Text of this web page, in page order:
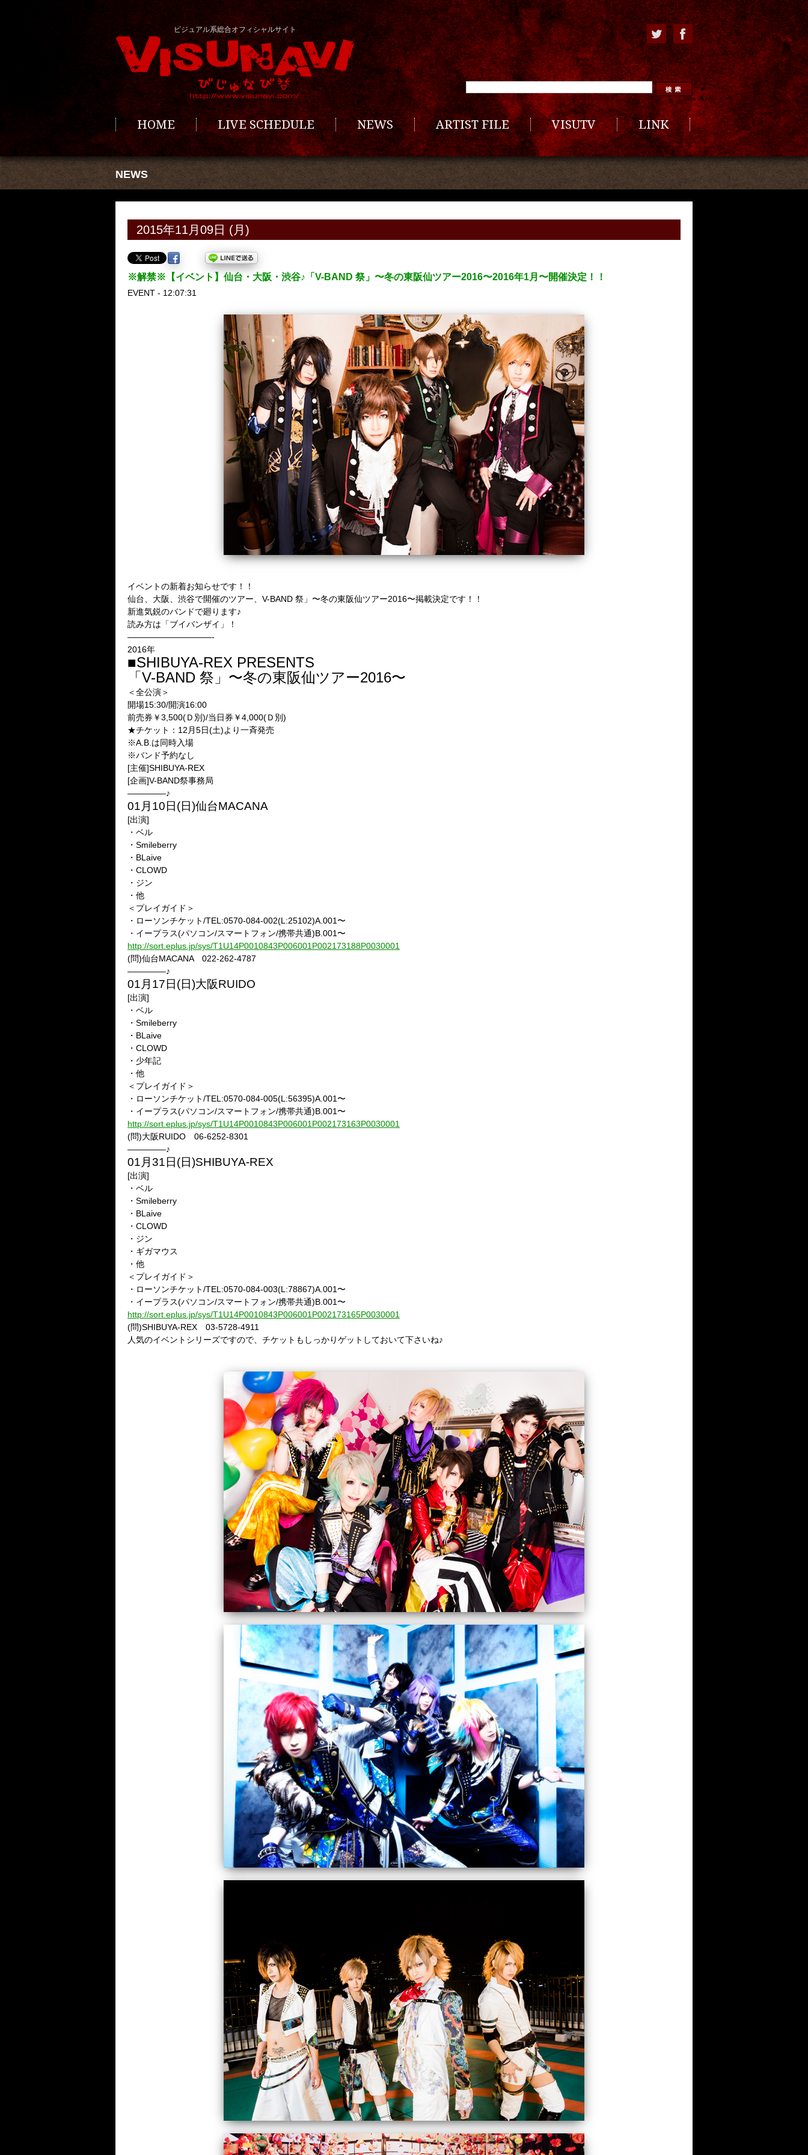
ビジュアル系総合オフィシャルサイト
HOME LIVE SCHEDULE NEWS ARTIST FILE VISUTV LINK
NEWS
2015年11月09日 (月)
※解禁※【イベント】仙台・大阪・渋谷♪「V-BAND 祭」〜冬の東阪仙ツアー2016〜2016年1月〜開催決定！！
EVENT - 12:07:31
イベントの新着お知らせです！！
仙台、大阪、渋谷で開催のツアー、V-BAND 祭」〜冬の東阪仙ツアー2016〜掲載決定です！！
新進気鋭のバンドで廻ります♪
読み方は「ブイバンザイ」！
——————————-
2016年
■SHIBUYA-REX PRESENTS
「V-BAND 祭」〜冬の東阪仙ツアー2016〜
＜全公演＞
開場15:30/開演16:00
前売券￥3,500(Ｄ別)/当日券￥4,000(Ｄ別)
★チケット：12月5日(土)より一斉発売
※A.B.は同時入場
※バンド予約なし
[主催]SHIBUYA-REX
[企画]V-BAND祭事務局
————–♪
01月10日(日)仙台MACANA
[出演]
・ベル
・Smileberry
・BLaive
・CLOWD
・ジン
・他
＜プレイガイド＞
・ローソンチケット/TEL:0570-084-002(L:25102)A.001〜
・イープラス(パソコン/スマートフォン/携帯共通)B.001〜
http://sort.eplus.jp/sys/T1U14P0010843P006001P002173188P0030001
(問)仙台MACANA 022-262-4787
————–♪
01月17日(日)大阪RUIDO
[出演]
・ベル
・Smileberry
・BLaive
・CLOWD
・少年記
・他
＜プレイガイド＞
・ローソンチケット/TEL:0570-084-005(L:56395)A.001〜
・イープラス(パソコン/スマートフォン/携帯共通)B.001〜
http://sort.eplus.jp/sys/T1U14P0010843P006001P002173163P0030001
(問)大阪RUIDO 06-6252-8301
————–♪
01月31日(日)SHIBUYA-REX
[出演]
・ベル
・Smileberry
・BLaive
・CLOWD
・ジン
・ギガマウス
・他
＜プレイガイド＞
・ローソンチケット/TEL:0570-084-003(L:78867)A.001〜
・イープラス(パソコン/スマートフォン/携帯共通)B.001〜
http://sort.eplus.jp/sys/T1U14P0010843P006001P002173165P0030001
(問)SHIBUYA-REX 03-5728-4911
人気のイベントシリーズですので、チケットもしっかりゲットしておいて下さいね♪